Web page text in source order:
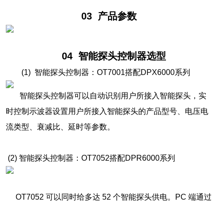
03 产品参数
04 智能探头控制器选型
(1) 智能探头控制器：OT7001搭配DPX6000系列
智能探头控制器可以自动识别用户所接入智能探头，实
时控制示波器设置用户所接入智能探头的产品型号、电压电
流类型、衰减比、延时等参数。
(2) 智能探头控制器：OT7052搭配DPR6000系列
OT7052 可以同时给多达 52 个智能探头供电。PC 端通过